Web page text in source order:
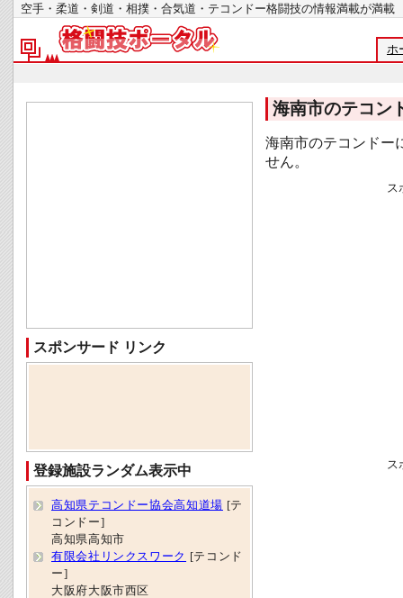
空手・柔道・剣道・相撲・合気道・テコンドー格闘技の情報満載が
ホ
海南市のテコン
海南市のテコンドー
せん。
ス
ス
スポンサード リンク
登録施設ランダム表示中
高知県テコンドー協会高知道場 [テ
コンドー]
高知県高知市
有限会社リンクスワーク
[テコンド
ー]
大阪府大阪市西区